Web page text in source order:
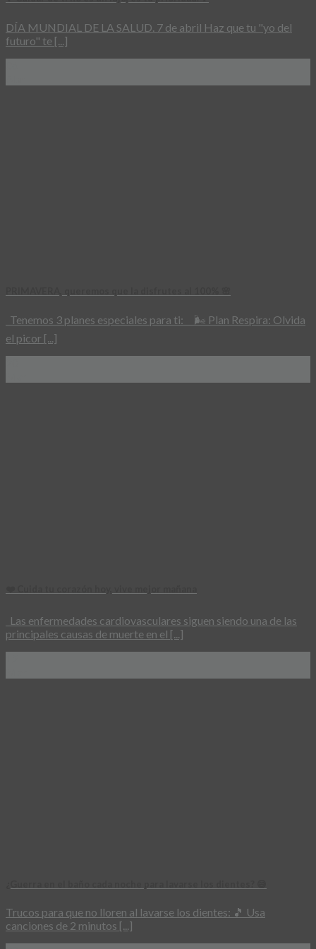
DÍA MUNDIAL DE LA SALUD. 7 de abril Haz que tu "yo del
futuro" te [...]
Tenemos 3 planes especiales para ti: 🌬️ Plan Respira: Olvida
el picor [...]
Las enfermedades cardiovasculares siguen siendo una de las
principales causas de muerte en el [...]
Trucos para que no lloren al lavarse los dientes: 🎵 Usa
canciones de 2 minutos [...]